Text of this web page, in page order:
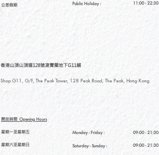
11:00 - 22:30
公眾假期 Public Holiday :
香港山頂山頂道128號凌霄閣地下G11舖
Shop G11, G/F, The Peak Tower, 128 Peak Road, The Peak, Hong Kong
開放時間 Opening Hours
星期一至星期五
星期六至星期日
Monday - Friday :
Saturday- Sunday :
09:00 - 21:30
09:00 - 21:30